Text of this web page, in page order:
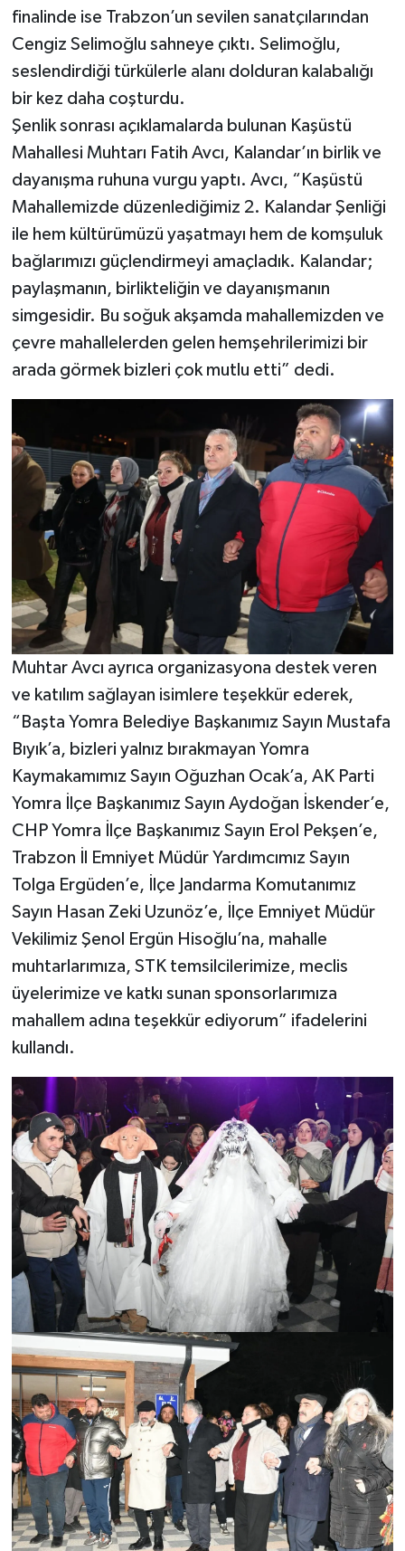
finalinde ise Trabzon’un sevilen sanatçılarından
Cengiz Selimoğlu sahneye çıktı. Selimoğlu,
seslendirdiği türkülerle alanı dolduran kalabalığı
bir kez daha coşturdu.
Şenlik sonrası açıklamalarda bulunan Kaşüstü
Mahallesi Muhtarı Fatih Avcı, Kalandar’ın birlik ve
dayanışma ruhuna vurgu yaptı. Avcı, “Kaşüstü
Mahallemizde düzenlediğimiz 2. Kalandar Şenliği
ile hem kültürümüzü yaşatmayı hem de komşuluk
bağlarımızı güçlendirmeyi amaçladık. Kalandar;
paylaşmanın, birlikteliğin ve dayanışmanın
simgesidir. Bu soğuk akşamda mahallemizden ve
çevre mahallelerden gelen hemşehrilerimizi bir
arada görmek bizleri çok mutlu etti” dedi.
Muhtar Avcı ayrıca organizasyona destek veren
ve katılım sağlayan isimlere teşekkür ederek,
“Başta Yomra Belediye Başkanımız Sayın Mustafa
Bıyık’a, bizleri yalnız bırakmayan Yomra
Kaymakamımız Sayın Oğuzhan Ocak’a, AK Parti
Yomra İlçe Başkanımız Sayın Aydoğan İskender’e,
CHP Yomra İlçe Başkanımız Sayın Erol Pekşen’e,
Trabzon İl Emniyet Müdür Yardımcımız Sayın
Tolga Ergüden’e, İlçe Jandarma Komutanımız
Sayın Hasan Zeki Uzunöz’e, İlçe Emniyet Müdür
Vekilimiz Şenol Ergün Hisoğlu’na, mahalle
muhtarlarımıza, STK temsilcilerimize, meclis
üyelerimize ve katkı sunan sponsorlarımıza
mahallem adına teşekkür ediyorum” ifadelerini
kullandı.